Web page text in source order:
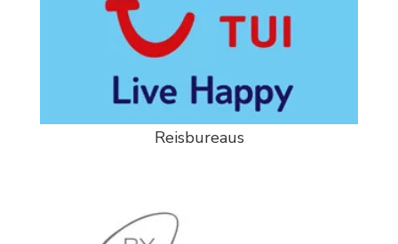
Reisbureaus